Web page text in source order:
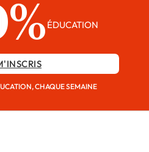
ÉDUCATION
CHAQUE SEMAINE